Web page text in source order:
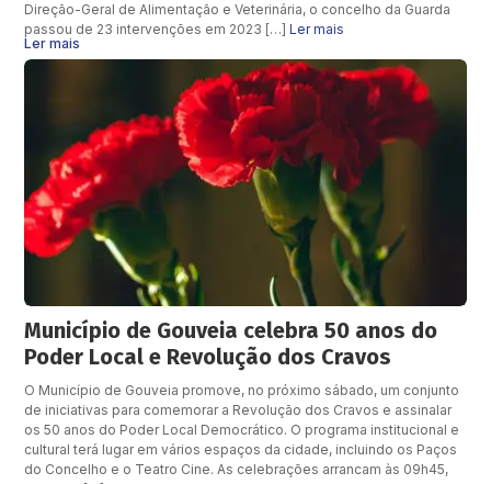
Direção-Geral de Alimentação e Veterinária, o concelho da Guarda
passou de 23 intervenções em 2023 […]Ler mais
Ler mais
Município de Gouveia celebra 50 anos do
Poder Local e Revolução dos Cravos
O Município de Gouveia promove, no próximo sábado, um conjunto
de iniciativas para comemorar a Revolução dos Cravos e assinalar
os 50 anos do Poder Local Democrático. O programa institucional e
cultural terá lugar em vários espaços da cidade, incluindo os Paços
do Concelho e o Teatro Cine. As celebrações arrancam às 09h45,